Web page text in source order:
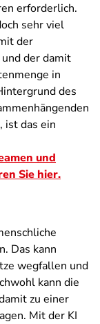
erforderlich.
sehr viel
der
der damit
in
des
ist das ein
und
Sie hier.
Das kann
wegfallen und
kann die
zu einer
Mit der KI